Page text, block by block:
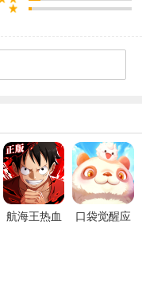
航海王热血
口袋觉醒应